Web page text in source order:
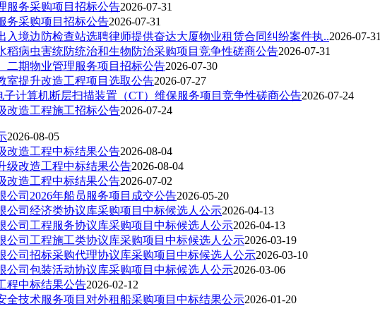
服务采购项目招标公告2026-07-31
务采购项目招标公告2026-07-31
入境边防检查站选聘律师提供奋达大厦物业租赁合同纠纷案件执..2026-07-31
稻病虫害统防统治和生物防治采购项目竞争性磋商公告2026-07-31
二期物业管理服务项目招标公告2026-07-30
室提升改造工程项目选取公告2026-07-27
计算机断层扫描装置（CT）维保服务项目竞争性磋商公告2026-07-24
改造工程施工招标公告2026-07-24
2026-08-05
改造工程中标结果公告2026-08-04
级改造工程中标结果公告2026-08-04
改造工程中标结果公告2026-07-02
公司2026年船员服务项目成交公告2026-05-20
公司经济类协议库采购项目中标候选人公示2026-04-13
公司工程服务协议库采购项目中标候选人公示2026-04-13
公司工程施工类协议库采购项目中标候选人公示2026-03-19
公司招标采购代理协议库采购项目中标候选人公示2026-03-10
公司包装活动协议库采购项目中标候选人公示2026-03-06
程中标结果公告2026-02-12
全技术服务项目对外租船采购项目中标结果公示2026-01-20